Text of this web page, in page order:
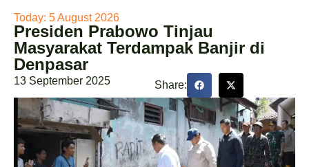
Today: 5 August 2026
Presiden Prabowo Tinjau
Masyarakat Terdampak Banjir di
Denpasar
13 September 2025 Share: